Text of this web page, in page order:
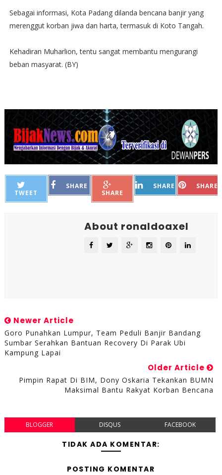
Sebagai informasi, Kota Padang dilanda bencana banjir yang
merenggut korban jiwa dan harta, termasuk di Koto Tangah.
Kehadiran Muharlion, tentu sangat membantu mengurangi
beban masyarat. (BY)
TWEET
SHARE
SHARE
SHARE SHARE
About ronaldoaxel
Newer Article
Goro Punahkan Lumpur, Team Peduli Banjir Bandang
Sumbar Serahkan Bantuan Recovery Di Parak Ubi
Kampung Lapai
Older Article
Pimpin Rapat Di BIM, Dony Oskaria Tekankan BUMN
Maksimal Bantu Rakyat Korban Bencana
BLOGGER DISQUS FACEBOOK
TIDAK ADA KOMENTAR:
POSTING KOMENTAR